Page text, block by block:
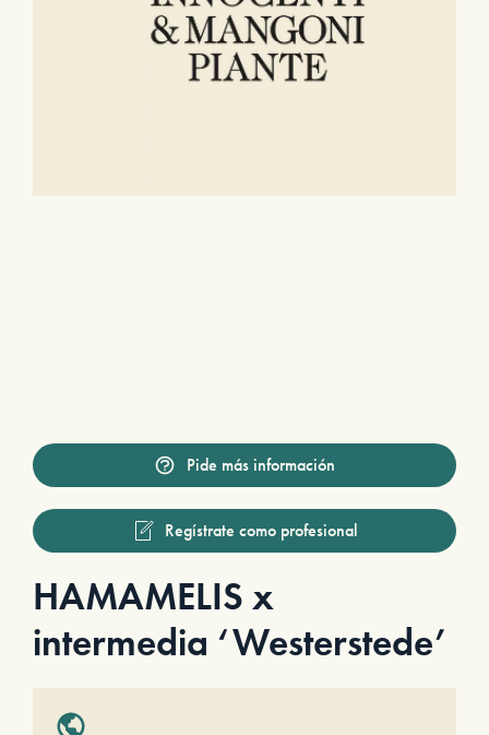
Pide más información
Regístrate como profesional
HAMAMELIS x
intermedia ‘Westerstede’